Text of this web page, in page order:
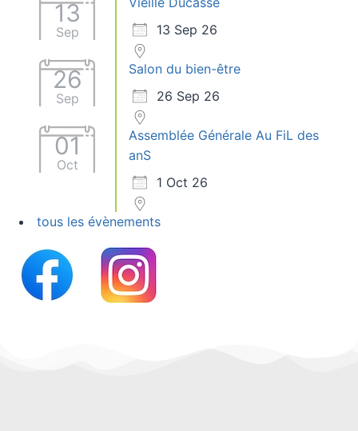
13
Sep
13 Sep 26
26
Sep
Salon du bien-être
26 Sep 26
01
Oct
Assemblée Générale Au FiL des
anS
1 Oct 26
tous les évènements